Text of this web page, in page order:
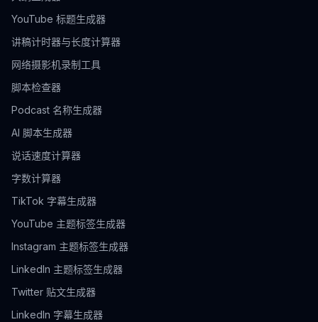
YouTube 标题生成器
讲稿计时器与长度计算器
网络摄影机录制工具
脚本检查器
Podcast 名称生成器
AI 脚本生成器
说话速度计算器
字数计算器
TikTok 字幕生成器
YouTube 主题标签生成器
Instagram 主题标签生成器
LinkedIn 主题标签生成器
Twitter 贴文生成器
LinkedIn 字幕生成器